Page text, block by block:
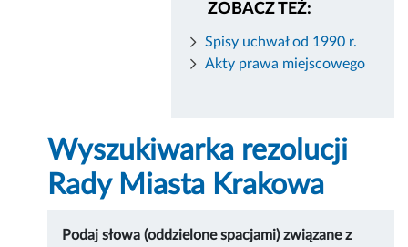
ZOBACZ TEŻ:
Spisy uchwał od 1990 r.
Akty prawa miejscowego
Wyszukiwarka rezolucji
Rady Miasta Krakowa
Podaj słowa (oddzielone spacjami) związane z